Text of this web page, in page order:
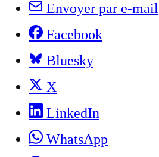
Envoyer par e-mail
Facebook
Bluesky
X
LinkedIn
WhatsApp